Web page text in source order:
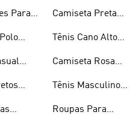
Para
Camiseta Preta
Tênis Cano Alto
Camiseta Rosa
Tênis Masculino
Roupas Para